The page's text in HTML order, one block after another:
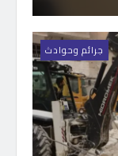
جرائم وحوادث